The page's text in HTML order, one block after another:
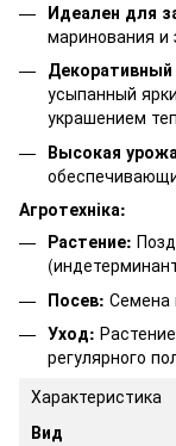
Идеален для
маринования и
усыпанный
украшением
Высокая
Агротехніка:
Растение:
Посев: Семена
Уход:
регулярного
Характеристика
Вид